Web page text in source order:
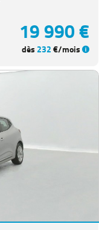
19 990 €
dès 232€/mois